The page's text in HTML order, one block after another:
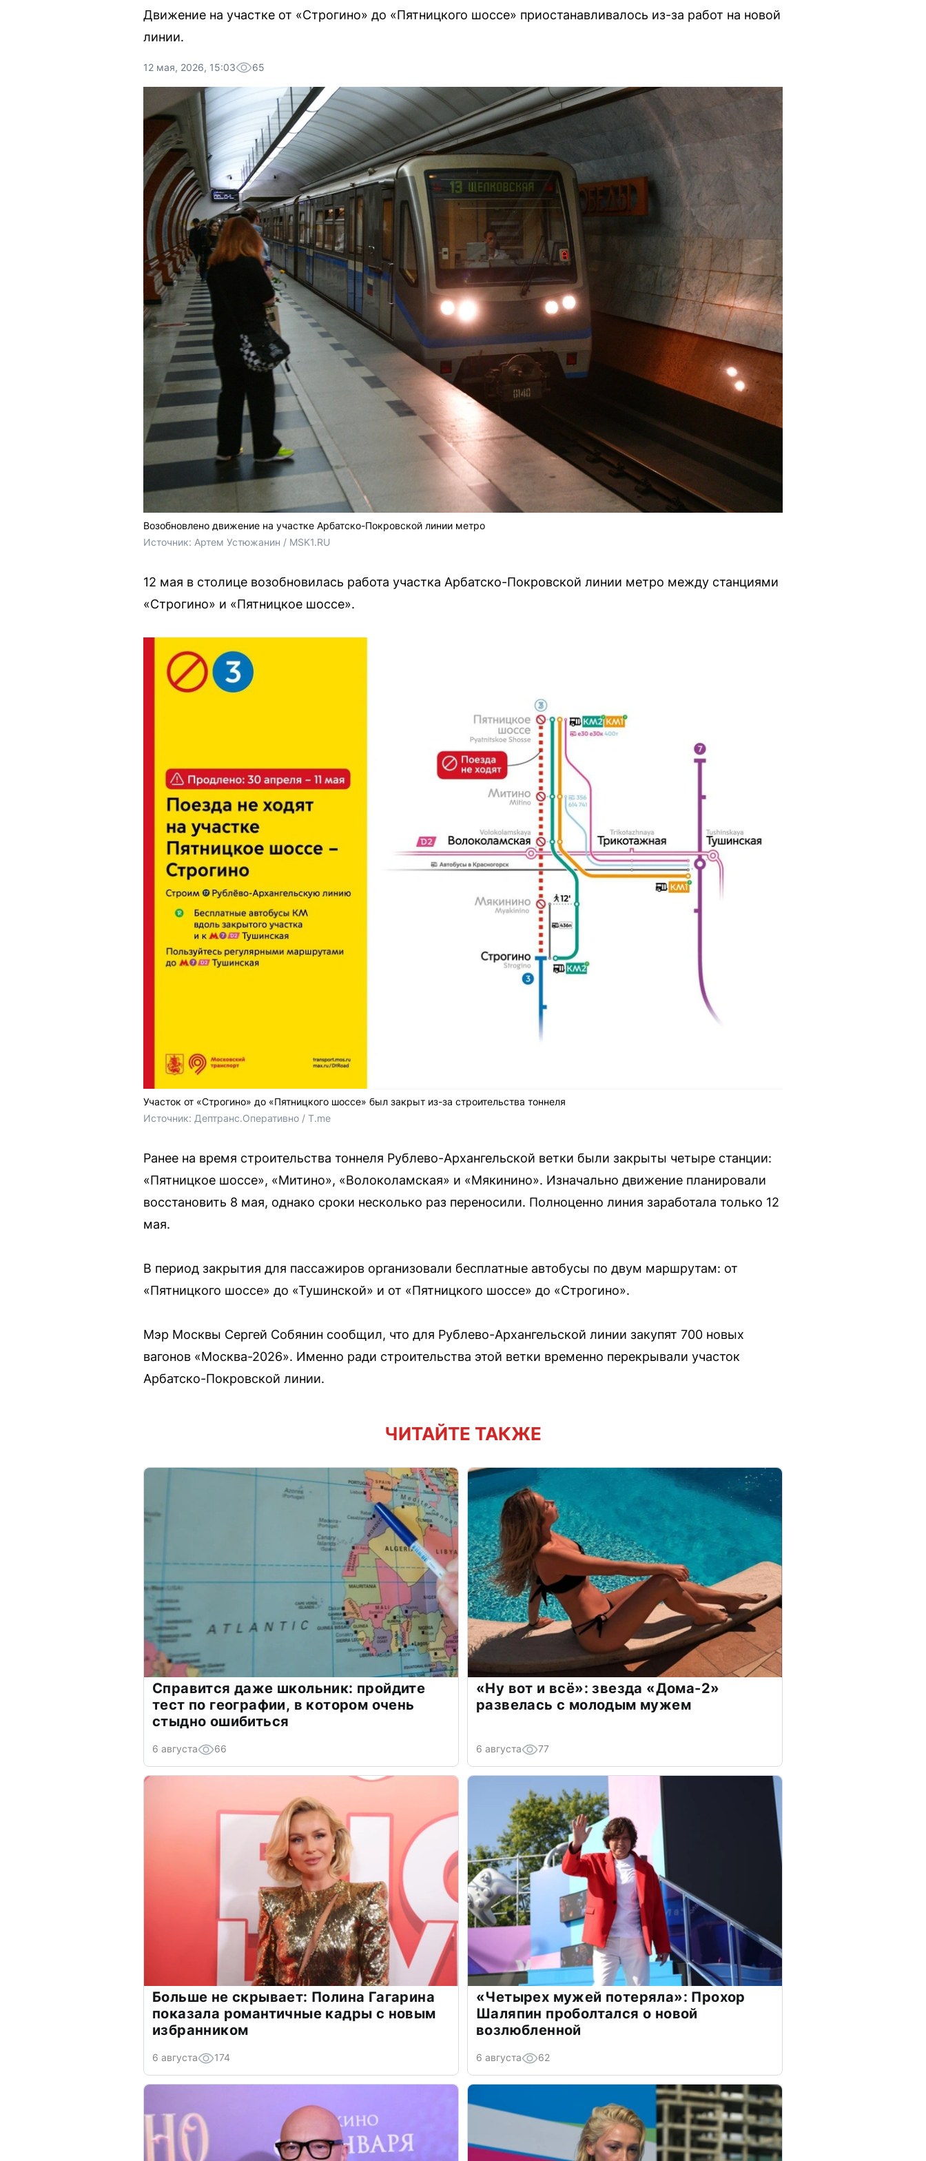
Движение на участке от «Строгино» до «Пятницкого шоссе» приостанавливалось из-за работ на новой
линии.
12 мая, 2026, 15:03 65
Возобновлено движение на участке Арбатско-Покровской линии метро
Источник: Артем Устюжанин / MSK1.RU
12 мая в столице возобновилась работа участка Арбатско-Покровской линии метро между станциями
«Строгино» и «Пятницкое шоссе».
Участок от «Строгино» до «Пятницкого шоссе» был закрыт из-за строительства тоннеля
Источник: Дептранс.Оперативно / T.me
Ранее на время строительства тоннеля Рублево-Архангельской ветки были закрыты четыре станции:
«Пятницкое шоссе», «Митино», «Волоколамская» и «Мякинино». Изначально движение планировали
восстановить 8 мая, однако сроки несколько раз переносили. Полноценно линия заработала только 12
мая.
В период закрытия для пассажиров организовали бесплатные автобусы по двум маршрутам: от
«Пятницкого шоссе» до «Тушинской» и от «Пятницкого шоссе» до «Строгино».
Мэр Москвы Сергей Собянин сообщил, что для Рублево-Архангельской линии закупят 700 новых
вагонов «Москва-2026». Именно ради строительства этой ветки временно перекрывали участок
Арбатско-Покровской линии.
ЧИТАЙТЕ ТАКЖЕ
Справится даже школьник: пройдите
тест по географии, в котором очень
стыдно ошибиться
6 августа 66
«Ну вот и всё»: звезда «Дома-2»
развелась с молодым мужем
6 августа 77
Больше не скрывает: Полина Гагарина
показала романтичные кадры с новым
избранником
6 августа 174
«Четырех мужей потеряла»: Прохор
Шаляпин проболтался о новой
возлюбленной
6 августа 62